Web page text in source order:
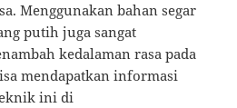
Menggunakan bahan segar
putih juga sangat
kedalaman rasa pada
mendapatkan informasi
ini di